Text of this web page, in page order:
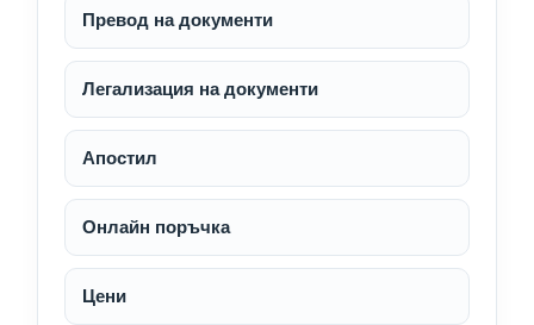
Превод на документи
Легализация на документи
Апостил
Онлайн поръчка
Цени